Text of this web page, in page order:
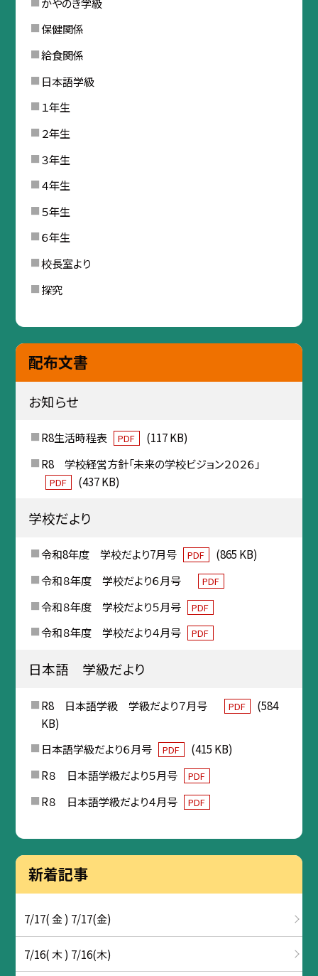
保健関係
給食関係
日本語学級
１年生
２年生
３年生
４年生
５年生
６年生
校長室より
探究
配布文書
お知らせ
R8生活時程表 PDF
(117 KB)
R8 学校経営方針「未来の学校ビジョン２０２６」
PDF (437 KB)
学校だより
令和8年度 学校だより7月号 PDF
(865 KB)
令和８年度 学校だより６月号
PDF
令和８年度 学校だより５月号 PDF
令和８年度 学校だより４月号 PDF
日本語 学級だより
R8 日本語学級 学級だより７月号 PDF
(584
KB)
日本語学級だより６月号
PDF
(415 KB)
R８ 日本語学級だより５月号
PDF
R８ 日本語学級だより４月号 PDF
新着記事
7/17( 金 ) 7/17(金)
7/16( 木 ) 7/16(木)